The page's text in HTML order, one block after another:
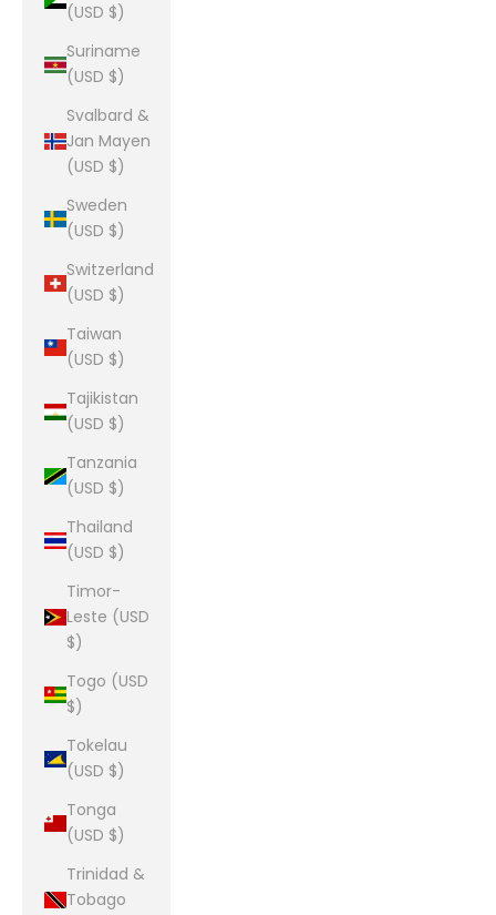
(USD $)
Suriname
(USD $)
Svalbard &
Jan Mayen
(USD $)
Sweden
(USD $)
Switzerland
(USD $)
Taiwan
(USD $)
Tajikistan
(USD $)
Tanzania
(USD $)
Thailand
(USD $)
Timor-
Leste (USD
$)
Togo (USD
$)
Tokelau
(USD $)
Tonga
(USD $)
Trinidad &
Tobago